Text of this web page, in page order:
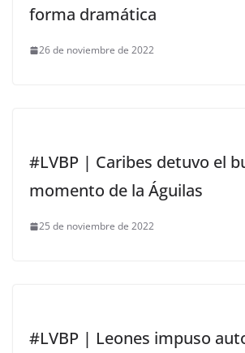
forma dramática
26 de noviembre de 2022
#LVBP | Caribes detuvo el
momento de la Águilas
25 de noviembre de 2022
#LVBP | Leones impuso